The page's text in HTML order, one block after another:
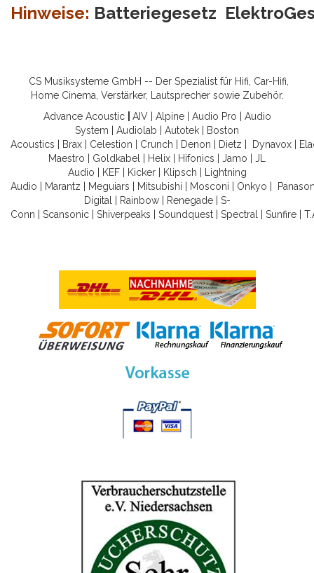
Hinweise: Batteriegesetz
CS Musiksysteme GmbH -- Der Spezialist für Hifi, Car-Hifi,
Home Cinema, Verstärker, Lautsprecher sowie Zubehör.
Advance Acoustic
AIV| Alpine| Audio Pro
Audio
System
Audiolab Autotek
Boston
Acoustics
Brax Celestion Crunch Denon Dietz Dynavox
Maestro
Goldkabel Helix Hifonics Jamo
JL
Audio
KEF| Kicker| Klipsch
Lightning
Audio
Marantz Meguiars Mitsubishi Mosconi Onkyo
Digital
Rainbow| Renegade| S-
Conn
Scansonic Shiverpeaks Soundquest Spectral Sunfire